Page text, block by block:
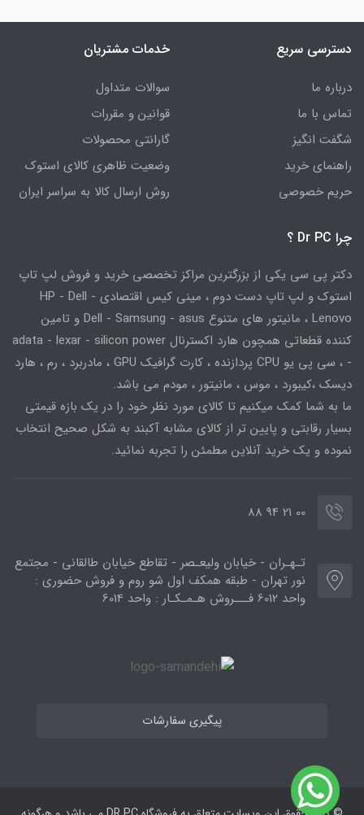
دسترسی سریع
درباره ما
تماس با ما
شگفت انگیز
راهنمای خرید
حریم خصوصی
خدمات مشتریان
سوالات متداول
قوانین و مقررات
گارانتی محصولات
وضعیت ظاهری کالای استوک
روش ارسال کالا به سراسر ایران
چرا Dr PC ؟
دکتر پی سی یکی از بزرگترین مراکز تخصصی خرید و فروش لپ تاپ
استوک و لپ تاپ دست دوم ، مینی کیس اقتصادی HP - Dell -
Lenovo ، مانیتور های متنوع Dell - Samsung - asus و تامین
کننده قطعاتی همچون هارد اکسترنال adata - lexar - silicon power
- ، سی پی یو CPU پردازنده ، کارت گرافیک GPU ، مادربرد ، رم ، هارد
دیسک ،کیبورد ، موس ، مانیتور ، مودم می باشد.
ما به شما کمک میکنیم تا کالای مورد نظر خود را در یک بازه قیمتی
بسیار رقابتی و پایین تر از کالای مشابه آکبند به شکل صحیح انتخاب
نموده و یک خرید آنلاین مطمئن را تجربه نمائید.
00 21 94 88
تـهـران - خیابان ولیعـصر - تقاطع خیابان طالقانی - مجتمع
نور تهران - طبقه همکف اول شو روم و فروش حضوری :
واحد 6012 فـــروش هـمـکـار : واحد 6014
پیگیری سفارشات